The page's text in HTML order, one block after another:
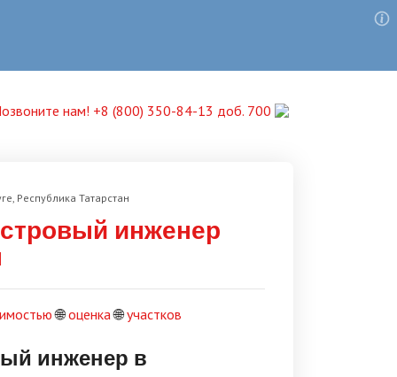
нам! +8 (800) 350-84-13 доб. 700
Республика Татарстан
инженер
🌐оценка🌐участков
инженер в